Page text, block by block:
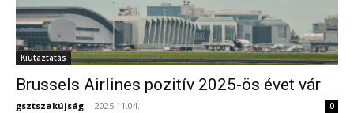
Kiutaztatás
Brussels Airlines pozitív 2025-ös évet vár
gsztszakújság - 2025.11.04. 0